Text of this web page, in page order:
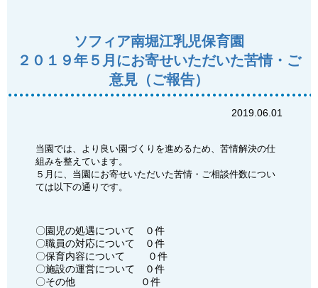
ソフィア南堀江乳児保育園
２０１９年５月にお寄せいただいた苦情・ご
意見（ご報告）
2019.06.01
当園では、より良い園づくりを進めるため、苦情解決の仕
組みを整えています。
５月に、当園にお寄せいただいた苦情・ご相談件数につい
ては以下の通りです。
〇園児の処遇について ０件
〇職員の対応について ０件
〇保育内容について ０件
〇施設の運営について ０件
〇その他 ０件